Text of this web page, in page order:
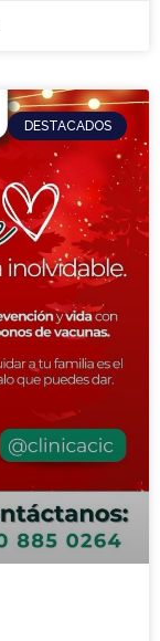
DESTACADOS